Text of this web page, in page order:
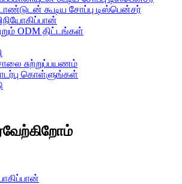
கூடிய சோப்பு டிஸ்பென்சர்
ODM திட்டங்கள்
சுற்றுப்பயணம்
கொள்ளுங்கள்